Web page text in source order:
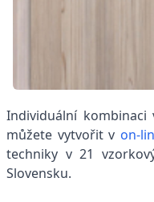
Individuální
můžete vytvořit v on-
techniky v 21
Slovensku.